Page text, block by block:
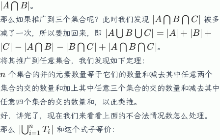
B\right|
=\left|
A\right|
+\left|
B\right| -
\left|
A\bigcap
B\right|
A ⋂ B 。
那么如果推广到三个集合呢？此时我们发现 |A\bigcap
B\bigcap
C|
A ⋂ B ⋂ C
被多
减了一次，所以要加回来，即 |A\bigcup
B\bigcup
C|=|A|+|B|+|C|-
|A\bigcap B|-
|B\bigcap
C|+|A\bigcap
B\bigcap C|
A ⋃ B ⋃ C = A∣ + B∣ +
C − A ⋂ B − B ⋂ C + ∣A ⋂ B ⋂ C 。
将其推广到任意集合，我们发现如下定理：
n
n 个集合的并的元素数量等于它们的数量和减去其中任意两个
集合的交的数量和加上其中任意三个集合的交的数量和减去其中
任意四个集合的交的数量和，以此类推。
好，讲完了，现在我们来看看上面的不合法情况数怎么处理。
那么 \left|\bigcup_{i=1}^nT_i\right|
⋃i=1
n Ti 和这个式子等价：